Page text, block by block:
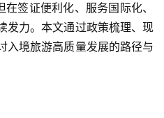
签证便利化、服务国际化、
发力。本文通过政策梳理、现
入境旅游高质量发展的路径与